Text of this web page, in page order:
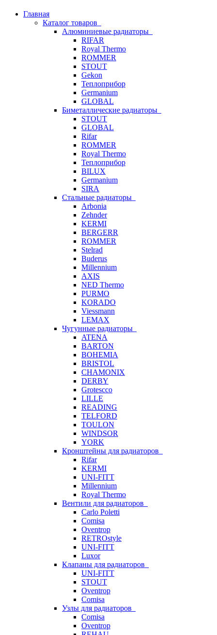
Главная
Каталог товаров
Алюминиевые радиаторы
RIFAR
Royal Thermo
ROMMER
STOUT
Gekon
Теплоприбор
Germanium
GLOBAL
Биметаллические радиаторы
STOUT
GLOBAL
Rifar
ROMMER
Royal Thermo
Теплоприбор
BILUX
Germanium
SIRA
Стальные радиаторы
Arbonia
Zehnder
KERMI
BERGERR
ROMMER
Stelrad
Buderus
Millennium
AXIS
NED Thermo
PURMO
KORADO
Viessmann
LEMAX
Чугунные радиаторы
ATENA
BARTON
BOHEMIA
BRISTOL
CHAMONIX
DERBY
Grotescco
LILLE
READING
TELFORD
TOULON
WINDSOR
YORK
Кронштейны для радиаторов
Rifar
KERMI
UNI-FITT
Millennium
Royal Thermo
Вентили для радиаторов
Carlo Poletti
Comisa
Oventrop
RETROstyle
UNI-FITT
Luxor
Клапаны для радиаторов
UNI-FITT
STOUT
Oventrop
Comisa
Узлы для радиаторов
Comisa
Oventrop